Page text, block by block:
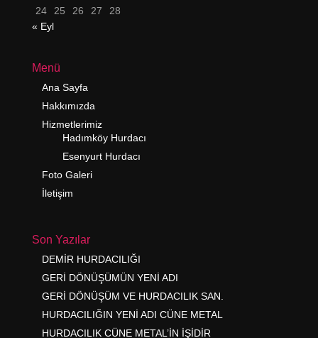
24
25 26 27
28
« Eyl
Menü
Ana Sayfa
Hakkımızda
Hizmetlerimiz
Hadımköy Hurdacı
Esenyurt Hurdacı
Foto Galeri
İletişim
Son Yazılar
DEMİR HURDACILIĞI
GERİ DÖNÜŞÜMÜN YENİ ADI
GERİ DÖNÜŞÜM VE HURDACILIK SAN.
HURDACILIĞIN YENİ ADI CÜNE METAL
HURDACILIK CÜNE METAL’İN İŞİDİR